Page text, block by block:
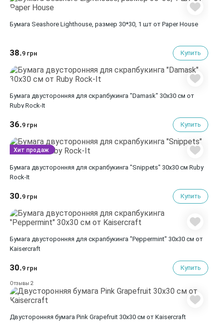
Бумага Seashore Lighthouse, размер 30*30, 1 шт от Paper House
38.9 грн Купить
Бумага двусторонняя для скрапбукинга "Damask" 30х30 см от
Ruby Rock-It
36.9 грн Купить
Бумага двусторонняя для скрапбукинга "Snippets" 30х30 см Ruby
Rock-It
30.9 грн Купить
Хит продаж
Бумага двусторонняя для скрапбукинга "Peppermint" 30х30 см от
Kaisercraft
30.9 грн Купить
Отзывы 2
Двусторонняя бумага Pink Grapefruit 30х30 см от Kaisercraft